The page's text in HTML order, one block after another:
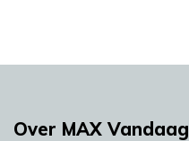
Over MAX Vandaag